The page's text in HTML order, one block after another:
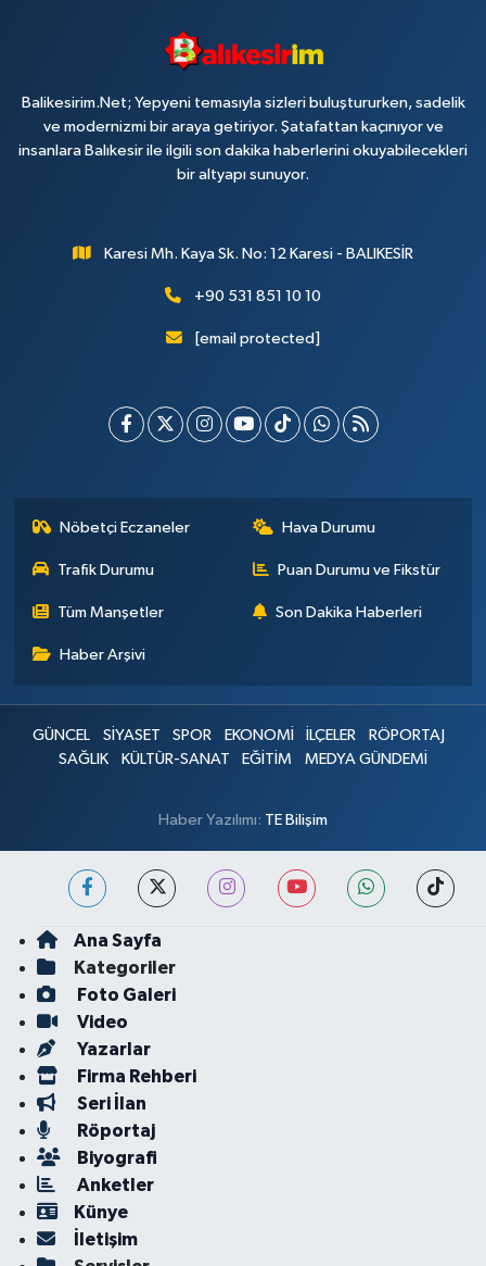
Balikesirim.Net; Yepyeni temasıyla sizleri buluştururken, sadelik
ve modernizmi bir araya getiriyor. Şatafattan kaçınıyor ve
insanlara Balıkesir ile ilgili son dakika haberlerini okuyabilecekleri
bir altyapı sunuyor.
Karesi Mh. Kaya Sk. No: 12 Karesi - BALIKESİR
+90 531 851 10 10
[email protected]
Nöbetçi Eczaneler Hava Durumu
Trafik Durumu Puan Durumu ve Fikstür
Tüm Manşetler Son Dakika Haberleri
Haber Arşivi
GÜNCEL SİYASET SPOR EKONOMİ İLÇELER
RÖPORTAJ
SAĞLIK
KÜLTÜR-SANAT EĞİTİM MEDYA GÜNDEMİ
Haber Yazılımı: TE Bilişim
Ana Sayfa
Kategoriler
Foto Galeri
Video
Yazarlar
Firma Rehberi
Seri İlan
Röportaj
Biyografi
Anketler
Künye
İletişim